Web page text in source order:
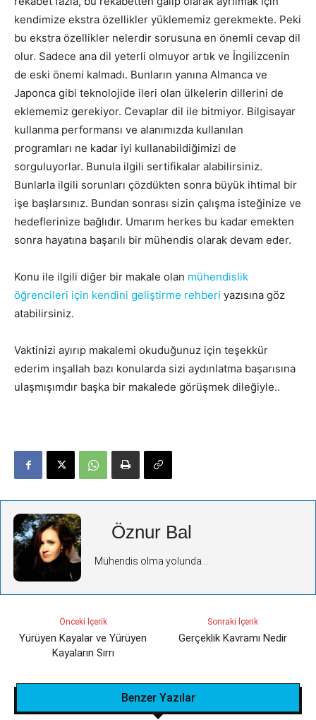
kendimize ekstra özellikler yüklememiz gerekmekte. Peki
bu ekstra özellikler nelerdir sorusuna en önemli cevap dil
olur. Sadece ana dil yeterli olmuyor artık ve İngilizcenin
de eski önemi kalmadı. Bunların yanına Almanca ve
Japonca gibi teknolojide ileri olan ülkelerin dillerini de
eklememiz gerekiyor. Cevaplar dil ile bitmiyor. Bilgisayar
kullanma performansı ve alanımızda kullanılan
programları ne kadar iyi kullanabildiğimizi de
sorguluyorlar. Bunula ilgili sertifikalar alabilirsiniz.
Bunlarla ilgili sorunları çözdükten sonra büyük ihtimal bir
işe başlarsınız. Bundan sonrası sizin çalışma isteğinize ve
hedeflerinize bağlıdır. Umarım herkes bu kadar emekten
sonra hayatına başarılı bir mühendis olarak devam eder.
Konu ile ilgili diğer bir makale olan mühendislik
öğrencileri için kendini geliştirme rehberi yazısına göz
atabilirsiniz.
Vaktinizi ayırıp makalemi okuduğunuz için teşekkür
ederim inşallah bazı konularda sizi aydınlatma başarısına
ulaşmışımdır başka bir makalede görüşmek dileğiyle..
Öznur Bal
Mühendis olma yolunda...
Önceki İçerik
Yürüyen Kayalar ve Yürüyen
Kayaların Sırrı
Sonraki İçerik
Gerçeklik Kavramı Nedir
Benzer Yazılar